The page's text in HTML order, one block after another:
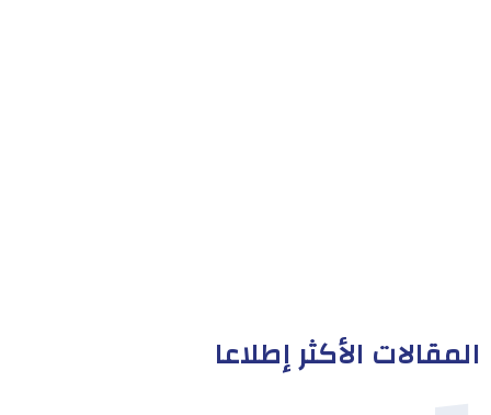
المقالات الأكثر إطلاعا